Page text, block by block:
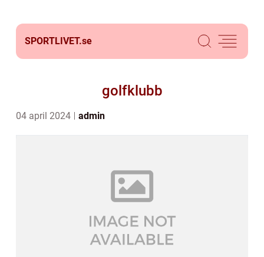
SPORTLIVET.se
golfklubb
04 april 2024 admin